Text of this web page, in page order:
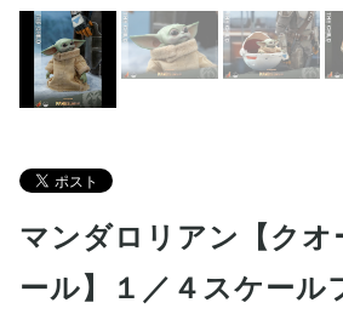
マンダロリアン【クオ
ール】１／４スケー